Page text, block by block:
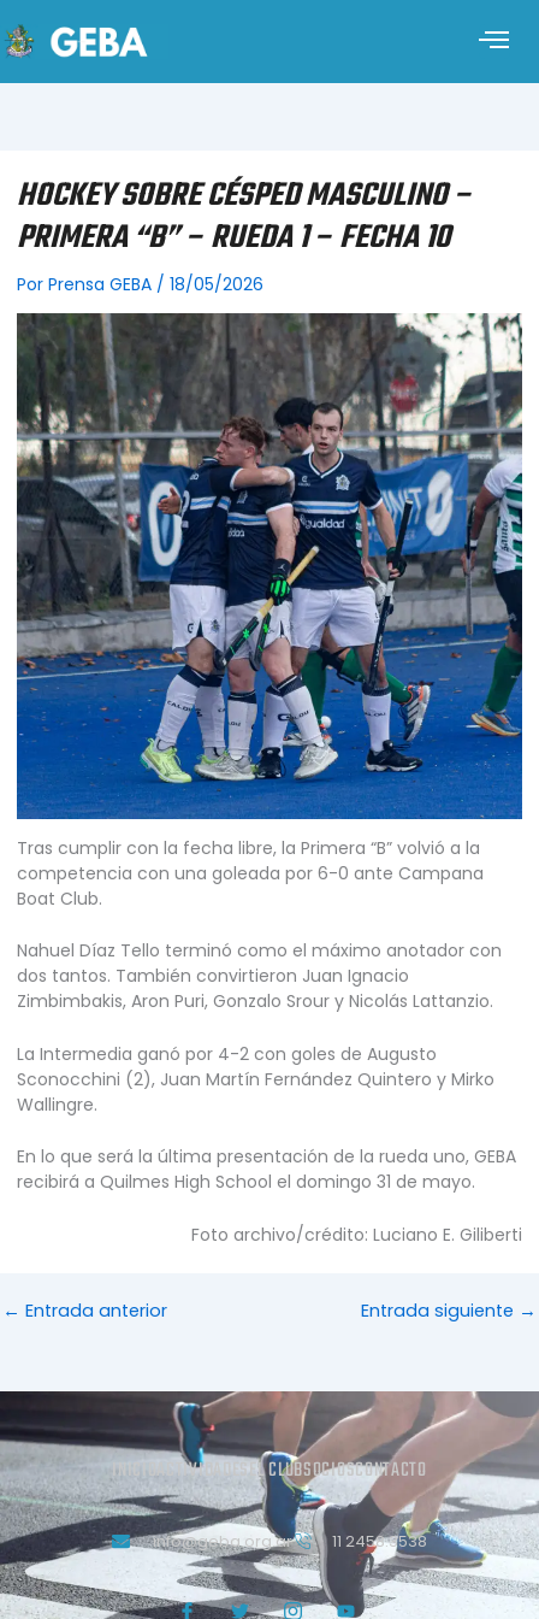
HOCKEY SOBRE CÉSPED MASCULINO –
PRIMERA “B” – RUEDA 1 – FECHA 10
Por Prensa GEBA / 18/05/2026
Tras cumplir con la fecha libre, la Primera “B” volvió a la
competencia con una goleada por 6-0 ante Campana
Boat Club.
Nahuel Díaz Tello terminó como el máximo anotador con
dos tantos. También convirtieron Juan Ignacio
Zimbimbakis, Aron Puri, Gonzalo Srour y Nicolás Lattanzio.
La Intermedia ganó por 4-2 con goles de Augusto
Sconocchini (2), Juan Martín Fernández Quintero y Mirko
Wallingre.
En lo que será la última presentación de la rueda uno, GEBA
recibirá a Quilmes High School el domingo 31 de mayo.
Foto archivo/crédito: Luciano E. Giliberti
← Entrada anterior Entrada siguiente →
INICIOACTIVIDADES EL CLUBSOCIOSCONTACTO
info@geba.org.ar 11 2458.3538
J T J Y